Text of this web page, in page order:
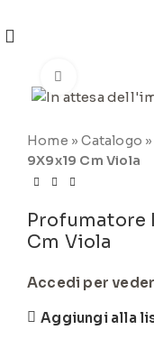
Home »Catalogo »
9X9x19 Cm Viola
Profumatore
Cm Viola
Accedi per
Aggiungi alla